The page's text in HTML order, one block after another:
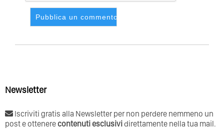
Newsletter
Iscriviti gratis alla Newsletter per non perdere nemmeno un
post e ottenerecontenuti esclusividirettamente nella tua mail.